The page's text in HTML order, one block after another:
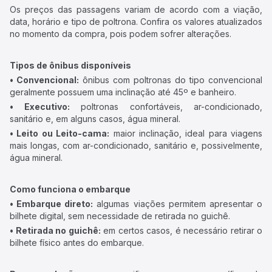
Os preços das passagens variam de acordo com a viação,
data, horário e tipo de poltrona. Confira os valores atualizados
no momento da compra, pois podem sofrer alterações.
Tipos de ônibus disponíveis
• Convencional: ônibus com poltronas do tipo convencional
geralmente possuem uma inclinação até 45º e banheiro.
• Executivo: poltronas confortáveis, ar-condicionado,
sanitário e, em alguns casos, água mineral.
• Leito ou Leito-cama: maior inclinação, ideal para viagens
mais longas, com ar-condicionado, sanitário e, possivelmente,
água mineral.
Como funciona o embarque
• Embarque direto: algumas viações permitem apresentar o
bilhete digital, sem necessidade de retirada no guichê.
• Retirada no guichê: em certos casos, é necessário retirar o
bilhete físico antes do embarque.